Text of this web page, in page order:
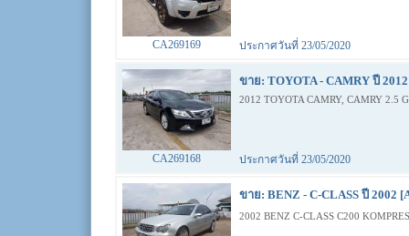
CA269169 ประกาศวันที่ 23/05/2020
ขาย: TOYOTA - CAMRY ปี
2012 TOYOTA CAMRY, CAMRY 2.5
CA269168 ประกาศวันที่ 23/05/2020
ขาย: BENZ - C-CLASS ปี 2002
2002 BENZ C-CLASS C200